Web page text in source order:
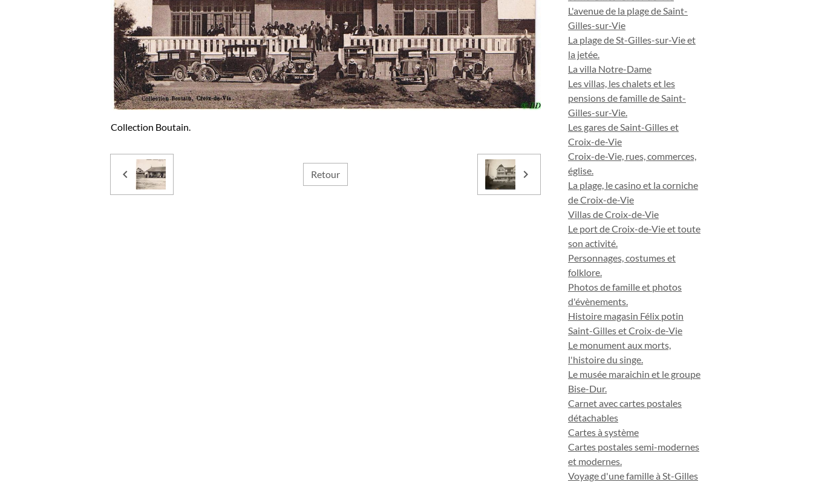
Collection Boutain.
Retour
L'avenue de la plage de Saint-
Gilles-sur-Vie
La plage de St-Gilles-sur-Vie et
la jetée.
La villa Notre-Dame
Les villas, les chalets et les
pensions de famille de Saint-
Gilles-sur-Vie.
Les gares de Saint-Gilles et
Croix-de-Vie
Croix-de-Vie, rues, commerces,
église.
La plage, le casino et la corniche
de Croix-de-Vie
Villas de Croix-de-Vie
Le port de Croix-de-Vie et toute
son activité.
Personnages, costumes et
folklore.
Photos de famille et photos
d'évènements.
Histoire magasin Félix potin
Saint-Gilles et Croix-de-Vie
Le monument aux morts,
l'histoire du singe.
Le musée maraichin et le groupe
Bise-Dur.
Carnet avec cartes postales
détachables
Cartes à système
Cartes postales semi-modernes
et modernes.
Voyage d'une famille à St-Gilles